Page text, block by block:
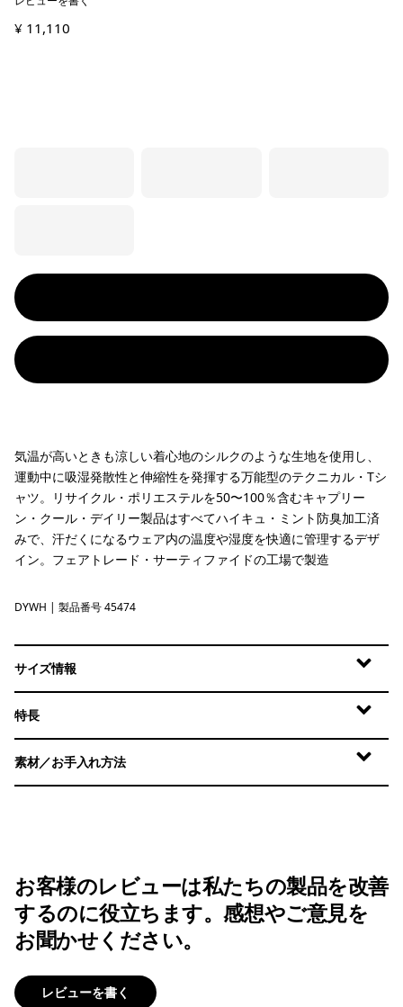
¥ 11,110
気温が高いときも涼しい着心地のシルクのような生地を使用し、
運動中に吸湿発散性と伸縮性を発揮する万能型のテクニカル・Tシ
ャツ。リサイクル・ポリエステルを50〜100％含むキャプリー
ン・クール・デイリー製品はすべてハイキュ・ミント防臭加工済
みで、汗だくになるウェア内の温度や湿度を快適に管理するデザ
イン。フェアトレード・サーティファイドの工場で製造
Dyno White
DYWH | 製品番号 45474
サイズ情報
特長
素材／お手入れ方法
お客様のレビューは私たちの製品を改善
するのに役立ちます。感想やご意見を
お聞かせください。
レビューを書く